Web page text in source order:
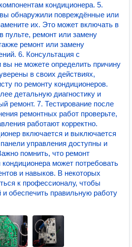
кондиционера. 5.
обнаружили повреждённые или
их. Это может включать в
пульте, ремонт или замену
ремонт или замену
6. Консультация с
не можете определить причину
в своих действиях,
по ремонту кондиционеров.
детальную диагностику и
ремонт. 7. Тестирование после
ремонтных работ проверьте,
работают корректно.
включается и выключается
управления доступны и
помнить, что ремонт
может потребовать
и навыков. В некоторых
к профессионалу, чтобы
обеспечить правильную работу